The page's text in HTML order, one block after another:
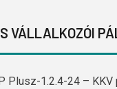
VÁLLALKOZÓI
Plusz-1.2.4-24 – KKV